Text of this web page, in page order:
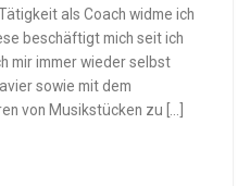
als Coach widme ich
beschäftigt mich seit ich
mir immer wieder selbst
sowie mit dem
von Musikstücken zu […]